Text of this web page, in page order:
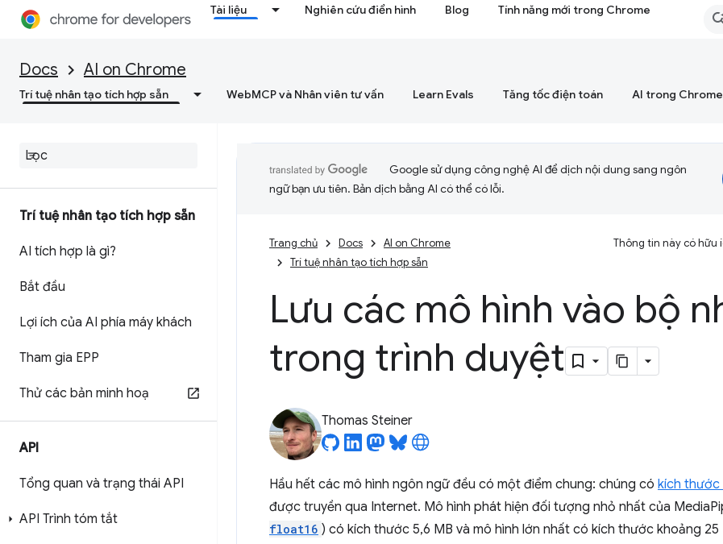
Tài liệu Nghiên cứu điển hình Blog Tính năng mới trong Chrome
Docs AI on Chrome
Trí tuệ nhân tạo tích hợp sẵn WebMCP và Nhân viên tư vấn Learn Evals Tăng tốc điện toán AI trong Chrome
Trí tuệ nhân tạo tích hợp sẵn
AI tích hợp là gì?
Bắt đầu
Lợi ích của AI phía máy khách
Tham gia EPP
Thử các bản minh hoạ
API
Tổng quan và trạng thái API
API Trình tóm tắt
Google sử dụng công nghệ AI để dịch nội dung sang ngôn
ngữ bạn ưu tiên. Bản dịch bằng AI có thể có lỗi.
Trang chủ Docs
AI on Chrome
Trí tuệ nhân tạo tích hợp sẵn
Thông tin này có hữu
Lưu các mô hình vào bộ
trong trình duyệt
Thomas Steiner
Hầu hết các mô hình ngôn ngữ đều có một điểm chung: chúng có kích thước
được truyền qua Internet. Mô hình phát hiện đối tượng nhỏ nhất của
float16 ) có kích thước 5,6 MB và mô hình lớn nhất có kích thước khoảng 25